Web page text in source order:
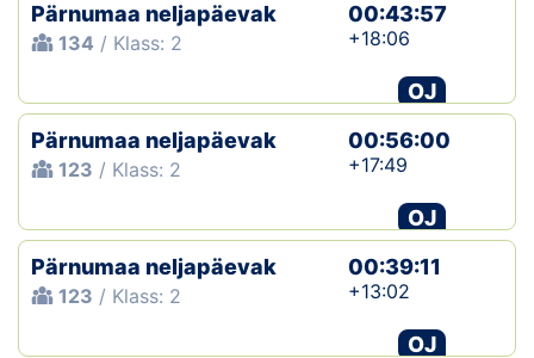
Pärnumaa neljapäevak
134 / Klass: 2
00:43:57
+18:06
OJ
Pärnumaa neljapäevak
123 / Klass: 2
00:56:00
+17:49
OJ
Pärnumaa neljapäevak
123 / Klass: 2
00:39:11
+13:02
OJ